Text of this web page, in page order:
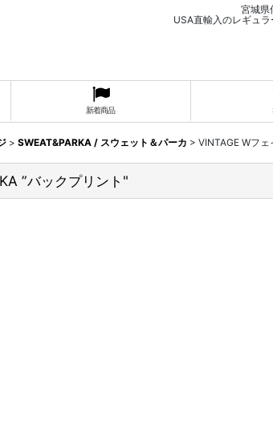
宮城県
USA直輸入のレギュ
新着商品
> SWEAT&PARKA / スウェット＆パーカ > VINTAGE Wフ
”バックプリント"